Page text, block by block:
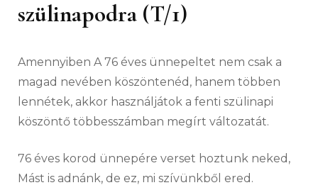
szülinapodra (T/1)
Amennyiben A 76 éves ünnepeltet nem csak a
magad nevében köszöntenéd, hanem többen
lennétek, akkor használjátok a fenti szülinapi
köszöntő többesszámban megírt változatát.
76 éves korod ünnepére verset hoztunk neked,
Mást is adnánk, de ez, mi szívünkből ered.